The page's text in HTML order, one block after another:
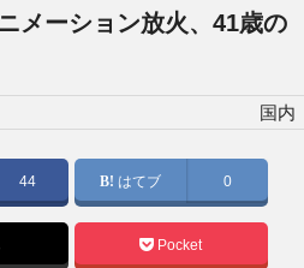
メーション放火、41歳の
国内
44 はてブ 0
Pocket